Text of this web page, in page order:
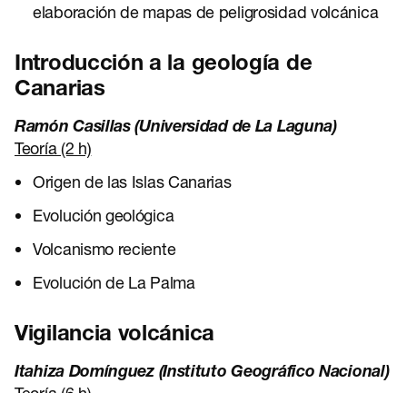
elaboración de mapas de peligrosidad volcánica
Introducción a la geología de
Canarias
Ramón Casillas (Universidad de La Laguna)
Teoría (2 h)
Origen de las Islas Canarias
Evolución geológica
Volcanismo reciente
Evolución de La Palma
Vigilancia volcánica
Itahiza Domínguez (Instituto Geográfico Nacional)